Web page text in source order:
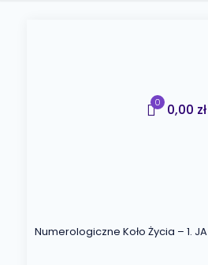
0 0,00 zł
Numerologiczne Koło Życia – 1. JA